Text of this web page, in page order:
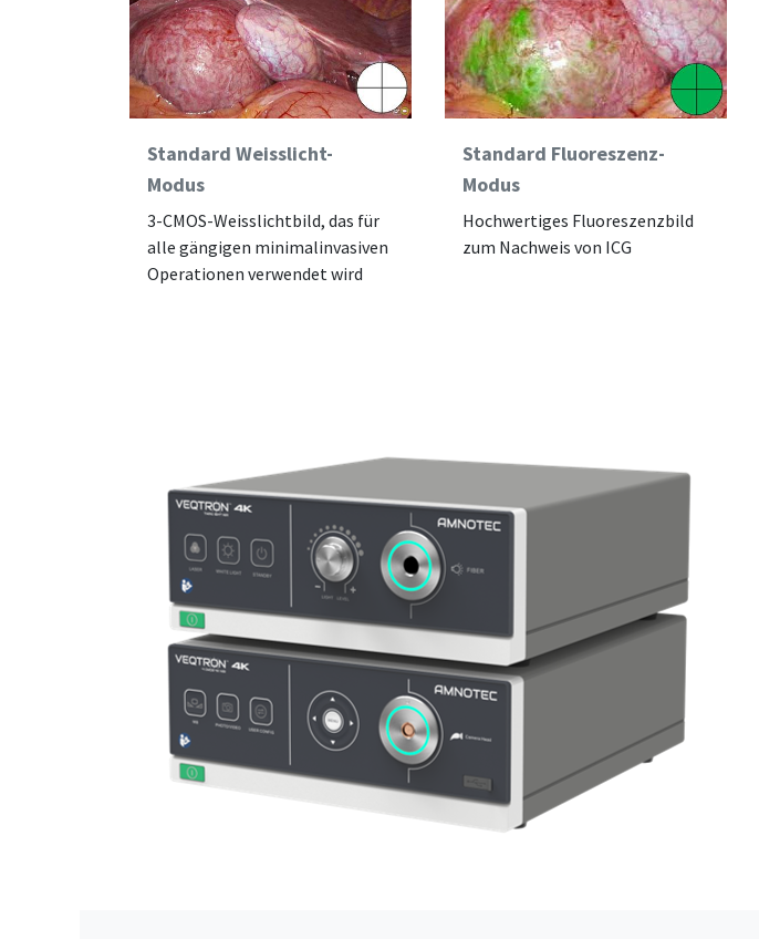
Standard Weisslicht-
Modus
3-CMOS-Weisslichtbild, das für
alle gängigen minimalinvasiven
Operationen verwendet wird
Standard Fluoreszenz-
Modus
Hochwertiges Fluoreszenzbild
zum Nachweis von ICG